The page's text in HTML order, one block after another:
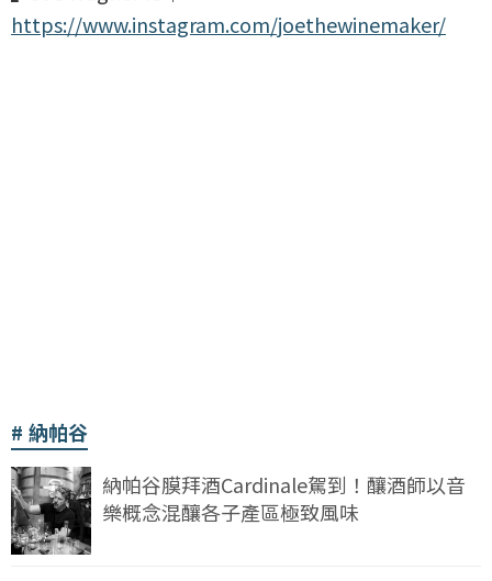
https://www.instagram.com/joethewinemaker/
納帕谷
納帕谷膜拜酒Cardinale駕到！釀酒師以音
樂概念混釀各子產區極致風味